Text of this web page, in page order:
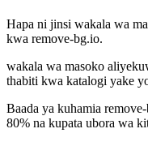
Hapa ni jinsi wakala wa
kwa remove-bg.io.
wakala wa masoko
thabiti kwa katalogi yake
Baada ya kuhamia
80% na kupata ubora wa